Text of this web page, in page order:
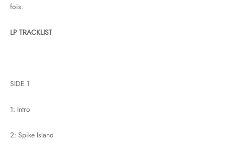
fois.
LP TRACKLIST
SIDE 1
1: Intro
2: Spike Island